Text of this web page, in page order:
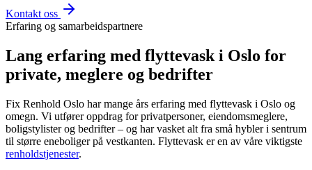
Kontakt oss
Erfaring og samarbeidspartnere
Lang erfaring med flyttevask i Oslo for
private, meglere og bedrifter
Fix Renhold Oslo har mange års erfaring med flyttevask i Oslo og
omegn. Vi utfører oppdrag for privatpersoner, eiendomsmeglere,
boligstylister og bedrifter – og har vasket alt fra små hybler i sentrum
til større eneboliger på vestkanten. Flyttevask er en av våre viktigste
renholdstjenester.